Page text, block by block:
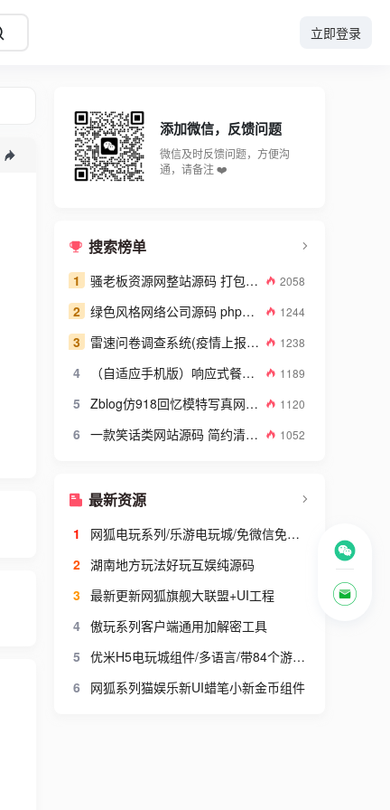
立即登录
添加微信，反馈问题
微信及时反馈问题，方便沟
通，请备注 ❤️
搜索榜单
1 骚老板资源网整站源码 打包数据高达2GB 2058
2 绿色风格网络公司源码 php网络建站公司源码 1244
3 雷速问卷调查系统(疫情上报系统) v7.08 1238
4 （自适应手机版）响应式餐饮美食企业网站源码 餐饮品牌连锁机构织梦模板 1189
5 Zblog仿918回忆模特写真网带整站数据图库系统源码 1120
6 一款笑话类网站源码 简约清爽的织梦笑话网站模板 1052
最新资源
1
网狐电玩系列/乐游电玩城/免微信免短信登陆
2 湖南地方玩法好玩互娱纯源码
3 最新更新网狐旗舰大联盟+UI工程
4 傲玩系列客户端通用加解密工具
5
优米H5电玩城组件/多语言/带84个游戏/后台带控+搭建视频教程
6 网狐系列猫娱乐新UI蜡笔小新金币组件